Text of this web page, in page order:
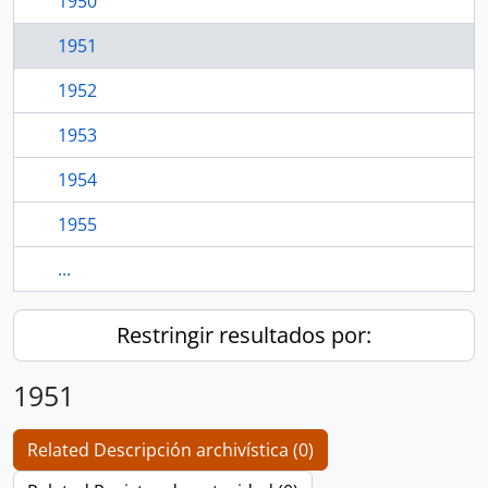
1951
1952
1953
1954
1955
...
Restringir resultados por:
1951
Related Descripción archivística (0)